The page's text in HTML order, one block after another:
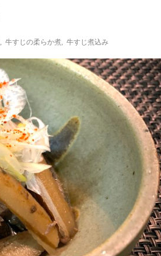
牛すじの柔らか煮 牛すじ煮込み